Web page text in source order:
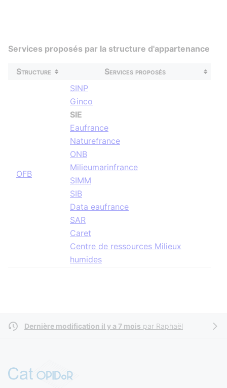
Services proposés par la structure d'appartenance
Structure Services proposés
OFB
SINP
Ginco
SIE
Eaufrance
Naturefrance
ONB
Milieumarinfrance
SIMM
SIB
Data eaufrance
SAR
Caret
Centre de ressources Milieux
humides
Dernière modification il y a 7 mois par Raphaël